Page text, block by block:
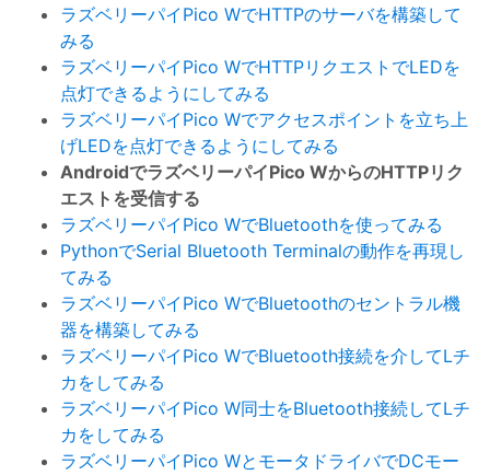
ラズベリーパイPico WでHTTPのサーバを構築して
みる
ラズベリーパイPico WでHTTPリクエストでLEDを
点灯できるようにしてみる
ラズベリーパイPico Wでアクセスポイントを立ち上
げLEDを点灯できるようにしてみる
AndroidでラズベリーパイPico WからのHTTPリク
エストを受信する
ラズベリーパイPico WでBluetoothを使ってみる
PythonでSerial Bluetooth Terminalの動作を再現し
てみる
ラズベリーパイPico WでBluetoothのセントラル機
器を構築してみる
ラズベリーパイPico WでBluetooth接続を介してLチ
カをしてみる
ラズベリーパイPico W同士をBluetooth接続してLチ
カをしてみる
ラズベリーパイPico WとモータドライバでDCモー